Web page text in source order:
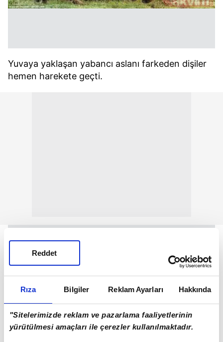
Rıza Bilgiler Reklam Ayarları Hakkında
"Sitelerimizde reklam ve pazarlama faaliyetlerinin
yürütülmesi amaçları ile çerezler kullanılmaktadır.
Reddet
Yuvaya yaklaşan yabancı aslanı farkeden dişiler
hemen harekete geçti.